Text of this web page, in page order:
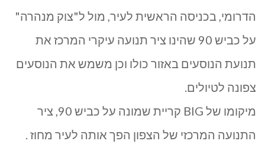
הדרומי, בכניסה הראשית לעיר, מול ל"צוק מנהרה"
על כביש 90 שהינו ציר תנועה עיקרי המרכז את
תנועת הנוסעים באזור כולו וכן משמש את הנוסעים
צפונה לטיולים.
מיקומו של BIG קריית שמונה על כביש 90, ציר
התנועה המרכזי של הצפון הפך אותה לעיר מחוז .